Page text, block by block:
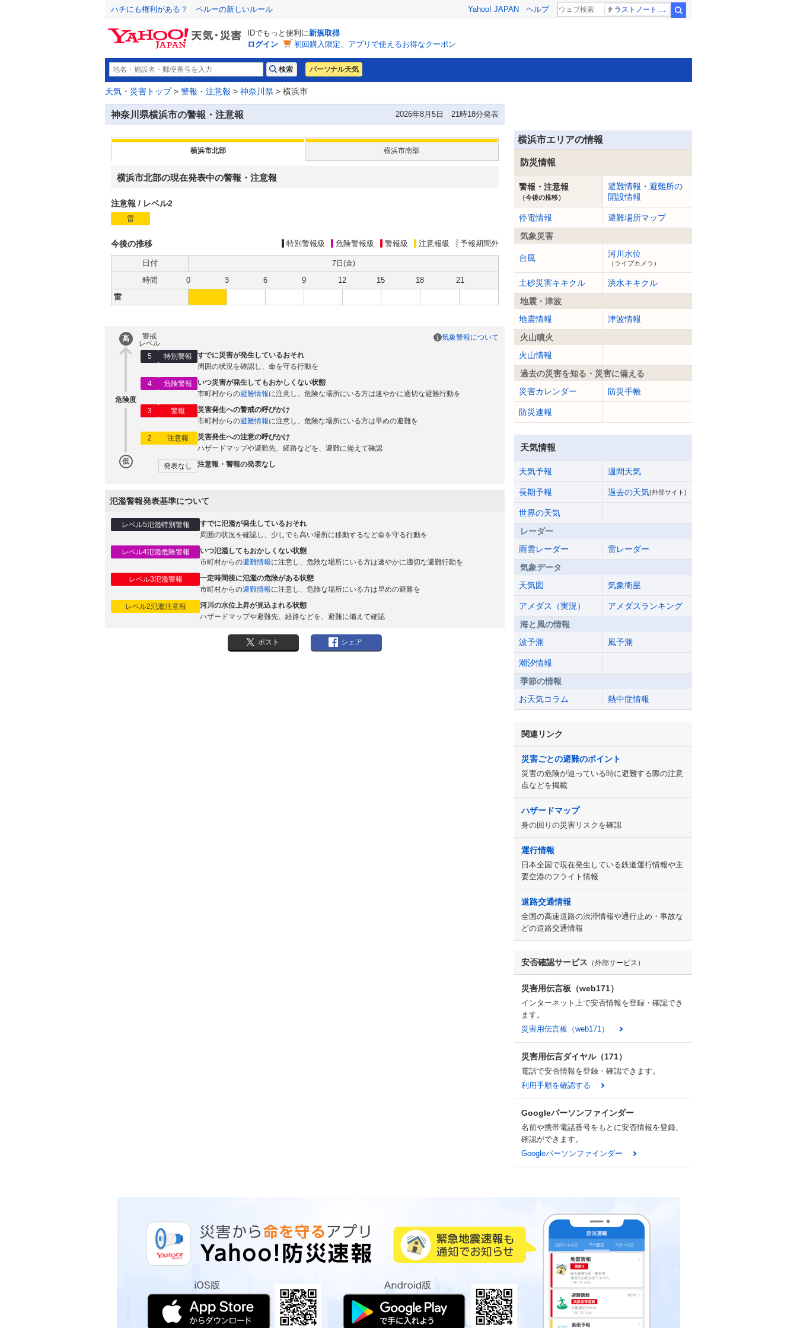
ハチにも権利がある？ ペルーの新しいルール Yahoo! JAPAN ヘルプ
IDでもっと便利に新規取得
ログイン
初回購入限定、アプリで使えるお得なクーポン
パーソナル天気
天気・災害トップ> 警報・注意報 > 神奈川県 > 横浜市
神奈川県横浜市の警報・注意報 2026年8月5日 21時18分発表
横浜市北部 横浜市南部
横浜市北部の現在発表中の警報・注意報
注意報 / レベル2
雷
報
今後の推移 特別警報級 危険警報級 警報級 注意報級 予報期間外
日付 7日(金)
時間 0 3 6 9 12 15 18
21
雷
高
危険度
低
警戒
レベル
5
特別警報
すでに災害が発生しているおそれ
周囲の状況を確認し、命を守る行動を
4 危険警報
いつ災害が発生してもおかしくない状態
市町村からの避難情報に注意し、危険な場所にいる方は速やかに適切な避難行動を
3 警報
災害発生への警戒の呼びかけ
市町村からの避難情報に注意し、危険な場所にいる方は早めの避難を
2 注意報
災害発生への注意の呼びかけ
ハザードマップや避難先、経路などを、避難に備えて確認
発表なし 注意報・警報の発表なし
気象警報について
氾濫警報発表基準について
レベル5氾濫特別警報
すでに氾濫が発生しているおそれ
周囲の状況を確認し、少しでも高い場所に移動するなど命を守る行動を
レベル4氾濫危険警報
いつ氾濫してもおかしくない状態
市町村からの避難情報に注意し、危険な場所にいる方は速やかに適切な避難行動を
レベル3氾濫警報
一定時間後に氾濫の危険がある状態
市町村からの避難情報に注意し、危険な場所にいる方は早めの避難を
レベル2氾濫注意報
河川の水位上昇が見込まれる状態
ハザードマップや避難先、経路などを、避難に備えて確認
ポスト シェア
横浜市エリアの情報
防災情報
警報・注意報
（今後の推移）
避難情報・避難所の
開設情報
停電情報
避難場所マップ
気象災害
台風 河川水位
（ライブカメラ）
土砂災害キキクル
洪水キキクル
地震・津波
地震情報
津波情報
火山噴火
火山情報
過去の災害を知る・災害に備える
災害カレンダー
防災手帳
防災速報
天気情報
天気予報 週間天気
長期予報 過去の天気(外部サイト)
世界の天気
レーダー
雨雲レーダー
雷レーダー
気象データ
天気図
気象衛星
アメダス（実況）
アメダスランキング
海と風の情報
波予測
風予測
潮汐情報
季節の情報
お天気コラム
熱中症情報
関連リンク
災害ごとの避難のポイント
災害の危険が迫っている時に避難する際の注意
点などを掲載
ハザードマップ
身の回りの災害リスクを確認
運行情報
日本全国で現在発生している鉄道運行情報や主
要空港のフライト情報
道路交通情報
全国の高速道路の渋滞情報や通行止め・事故な
どの道路交通情報
安否確認サービス （外部サービス）
災害用伝言板（web171）
インターネット上で安否情報を登録・確認でき
ます。
災害用伝言板（web171）
災害用伝言ダイヤル（171）
電話で安否情報を登録・確認できます。
利用手順を確認する
Googleパーソンファインダー
名前や携帯電話番号をもとに安否情報を登録、
確認ができます。
Googleパーソンファインダー